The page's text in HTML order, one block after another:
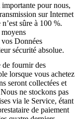
pour nous,
sur Internet
sûre à 100 %.
Données
sécurité absolue.
de fournir des
lorsque vous achetez
seront collectées et
ne stockons pas
via le Service, étant
de paiement